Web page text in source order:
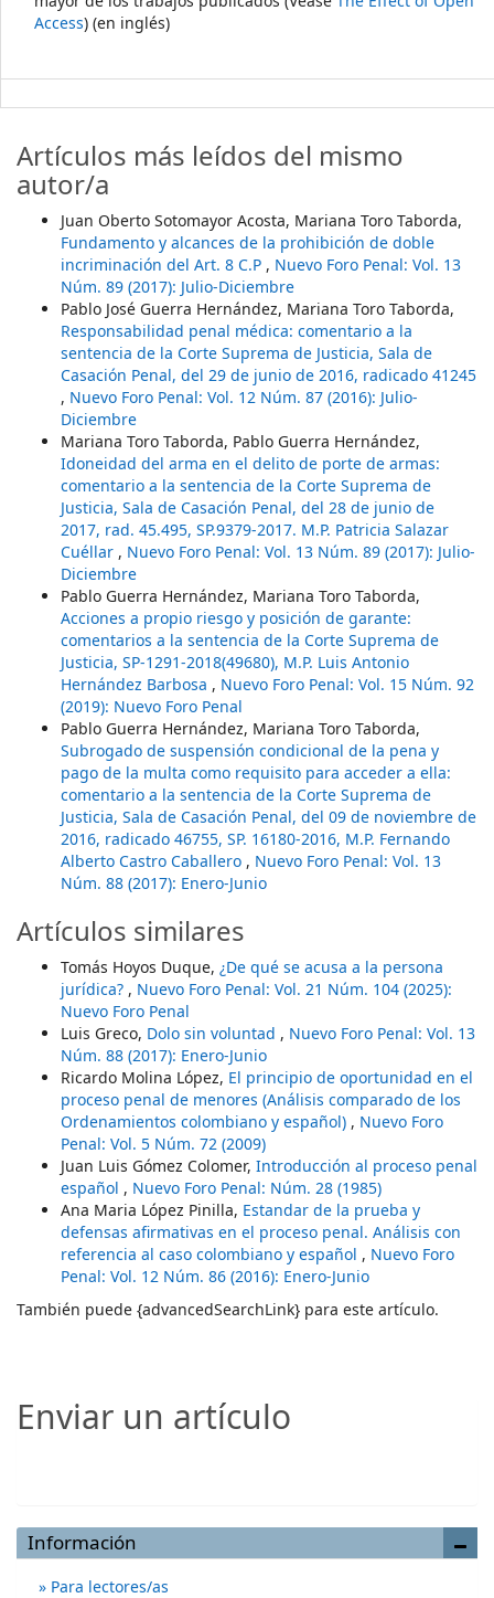
Access) (en inglés)
Artículos más leídos del mismo
autor/a
Juan Oberto Sotomayor Acosta, Mariana Toro Taborda,
Fundamento y alcances de la prohibición de doble
incriminación del Art. 8 C.P , Nuevo Foro Penal: Vol. 13
Núm. 89 (2017): Julio-Diciembre
Pablo José Guerra Hernández, Mariana Toro Taborda,
Responsabilidad penal médica: comentario a la
sentencia de la Corte Suprema de Justicia, Sala de
Casación Penal, del 29 de junio de 2016, radicado 41245
, Nuevo Foro Penal: Vol. 12 Núm. 87 (2016): Julio-
Diciembre
Mariana Toro Taborda, Pablo Guerra Hernández,
Idoneidad del arma en el delito de porte de armas:
comentario a la sentencia de la Corte Suprema de
Justicia, Sala de Casación Penal, del 28 de junio de
2017, rad. 45.495, SP.9379-2017. M.P. Patricia Salazar
Cuéllar , Nuevo Foro Penal: Vol. 13 Núm. 89 (2017): Julio-
Diciembre
Pablo Guerra Hernández, Mariana Toro Taborda,
Acciones a propio riesgo y posición de garante:
comentarios a la sentencia de la Corte Suprema de
Justicia, SP-1291-2018(49680), M.P. Luis Antonio
Hernández Barbosa , Nuevo Foro Penal: Vol. 15 Núm. 92
(2019): Nuevo Foro Penal
Pablo Guerra Hernández, Mariana Toro Taborda,
Subrogado de suspensión condicional de la pena y
pago de la multa como requisito para acceder a ella:
comentario a la sentencia de la Corte Suprema de
Justicia, Sala de Casación Penal, del 09 de noviembre de
2016, radicado 46755, SP. 16180-2016, M.P. Fernando
Alberto Castro Caballero , Nuevo Foro Penal: Vol. 13
Núm. 88 (2017): Enero-Junio
Artículos similares
Tomás Hoyos Duque, ¿De qué se acusa a la persona
jurídica? , Nuevo Foro Penal: Vol. 21 Núm. 104 (2025):
Nuevo Foro Penal
Luis Greco, Dolo sin voluntad , Nuevo Foro Penal: Vol. 13
Núm. 88 (2017): Enero-Junio
Ricardo Molina López, El principio de oportunidad en el
proceso penal de menores (Análisis comparado de los
Ordenamientos colombiano y español) , Nuevo Foro
Penal: Vol. 5 Núm. 72 (2009)
Juan Luis Gómez Colomer, Introducción al proceso penal
español , Nuevo Foro Penal: Núm. 28 (1985)
Ana Maria López Pinilla, Estandar de la prueba y
defensas afirmativas en el proceso penal. Análisis con
referencia al caso colombiano y español , Nuevo Foro
Penal: Vol. 12 Núm. 86 (2016): Enero-Junio
También puede {advancedSearchLink} para este artículo.
Enviar un artículo
Información
Para lectores/as